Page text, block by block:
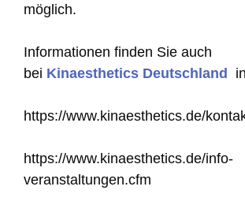
möglich.
Informationen finden Sie auch
bei Kinaesthetics Deutschland
https://www.kinaesthetics.de/
https://www.kinaesthetics.de/info-
veranstaltungen.cfm